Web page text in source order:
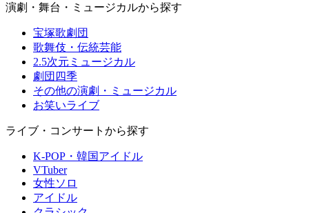
演劇・舞台・ミュージカルから探す
宝塚歌劇団
歌舞伎・伝統芸能
2.5次元ミュージカル
劇団四季
その他の演劇・ミュージカル
お笑いライブ
ライブ・コンサートから探す
K-POP・韓国アイドル
VTuber
女性ソロ
アイドル